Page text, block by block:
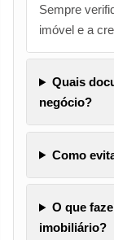
Sempre
imóvel e a
Quais
negócio?
Como
O que
imobiliário?